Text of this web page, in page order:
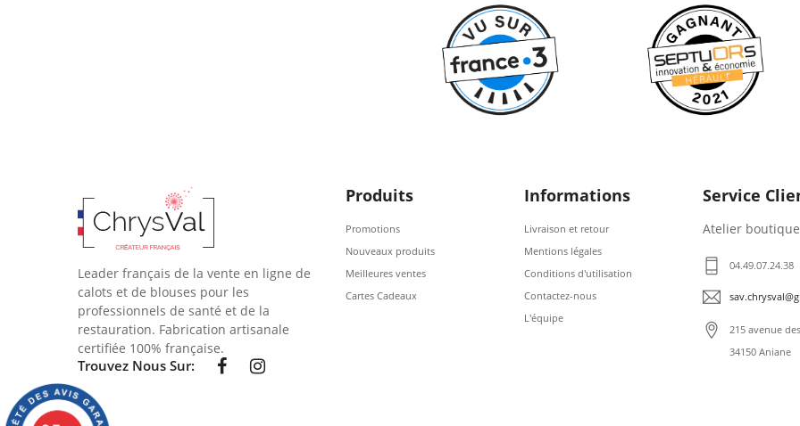
Leader français de la vente en ligne de
calots et de blouses pour les
professionnels de santé et de la
restauration. Fabrication artisanale
certifiée 100% française.
Trouvez Nous Sur:
Produits
Promotions
Nouveaux produits
Meilleures ventes
Cartes Cadeaux
Informations
Livraison et retour
Mentions légales
Conditions d'utilisation
Contactez-nous
L'équipe
Service
Atelier boutique
04.49.07.24.38
215 avenue
34150 Aniane